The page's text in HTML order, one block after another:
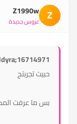
Z
Z1990w
عروس جديدة
حبيت تجربتج
بس ما عرفت